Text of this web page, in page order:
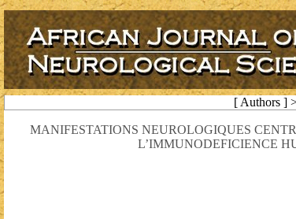
[ Authors ]
MANIFESTATIONS NEUROLOGIQUES
L’IMMUNODEFICIENCE